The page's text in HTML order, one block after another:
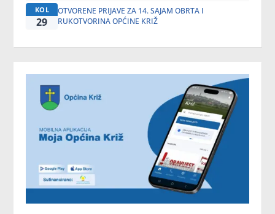
KOL
29
OTVORENE PRIJAVE ZA 14. SAJAM OBRTA I
RUKOTVORINA OPĆINE KRIŽ